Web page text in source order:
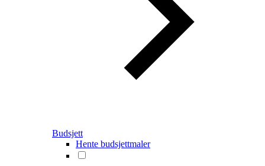
Budsjett
Hente budsjettmaler